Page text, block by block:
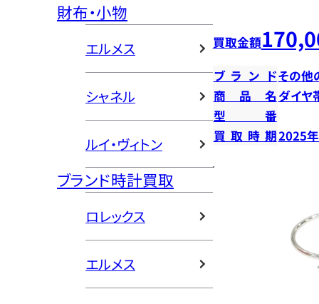
財布・小物
エルメス
シャネル
ルイ・ヴィトン
ブランド時計買取
ロレックス
エルメス
買取金額
ブランドその他
商品名ダイヤ
型番
買取時期2025